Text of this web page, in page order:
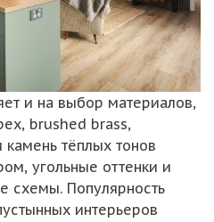
и на выбор материалов,
brushed brass,
тёплых тонов
угольные оттенки и
схемы. Популярность
интерьеров